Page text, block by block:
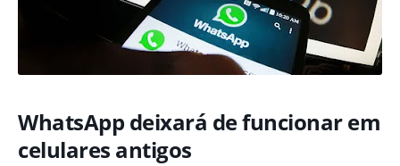
WhatsApp deixará de funcionar em
celulares antigos